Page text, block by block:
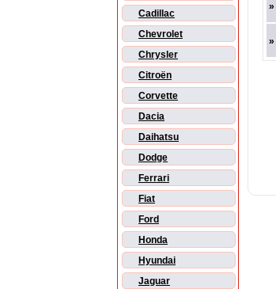
Cadillac
Chevrolet
Chrysler
Citroën
Corvette
Dacia
Daihatsu
Dodge
Ferrari
Fiat
Ford
Honda
Hyundai
Jaguar
»
»